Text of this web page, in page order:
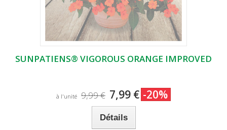
SUNPATIENS® VIGOROUS ORANGE IMPROVED
à l'unité 9,99 € 7,99 € -20%
Détails